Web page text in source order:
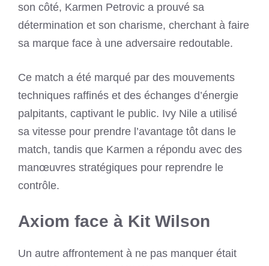
son côté, Karmen Petrovic a prouvé sa
détermination et son charisme, cherchant à faire
sa marque face à une adversaire redoutable.
Ce match a été marqué par des mouvements
techniques raffinés et des échanges d’énergie
palpitants, captivant le public. Ivy Nile a utilisé
sa vitesse pour prendre l’avantage tôt dans le
match, tandis que Karmen a répondu avec des
manœuvres stratégiques pour reprendre le
contrôle.
Axiom face à Kit Wilson
Un autre affrontement à ne pas manquer était